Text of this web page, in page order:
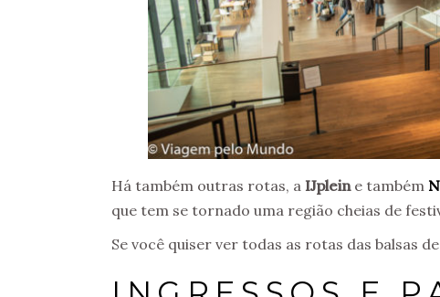
Há também outras rotas, a IJpleine também
que tem se tornado uma região cheias de
Se você quiser ver todas as rotas das balsas